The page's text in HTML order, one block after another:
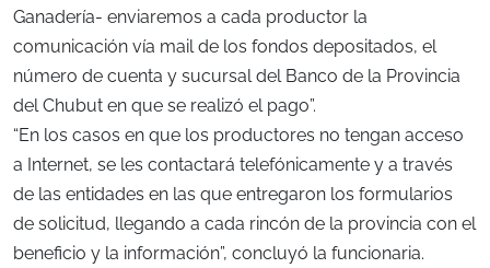
Ganadería- enviaremos a cada productor la
comunicación vía mail de los fondos depositados, el
número de cuenta y sucursal del Banco de la Provincia
del Chubut en que se realizó el pago”.
“En los casos en que los productores no tengan acceso
a Internet, se les contactará telefónicamente y a través
de las entidades en las que entregaron los formularios
de solicitud, llegando a cada rincón de la provincia con el
beneficio y la información”, concluyó la funcionaria.